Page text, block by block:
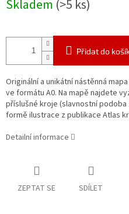
cena:
Skladem (>5 ks)
Přidat do
Originální a unikátní nástěnná
ve formátu A0. Na mapě najdete
příslušné kroje (slavnostní
formě ilustrace z publikace Atlas
Detailní informace
ZEPTAT SE SDÍLET